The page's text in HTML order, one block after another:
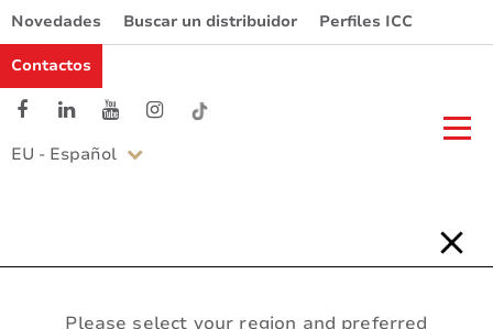
Novedades Buscar un distribuidor Perfiles ICC
Contactos
EU - Español
Please select your region and preferred